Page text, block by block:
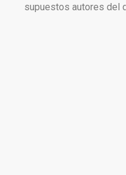
supuestos autores del